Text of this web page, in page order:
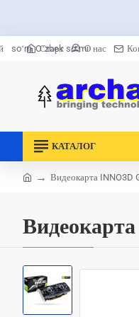
Старт О нас
soʻm Oʻzbek soʻmi
КАТАЛОГ
Видеокарта INNO3D